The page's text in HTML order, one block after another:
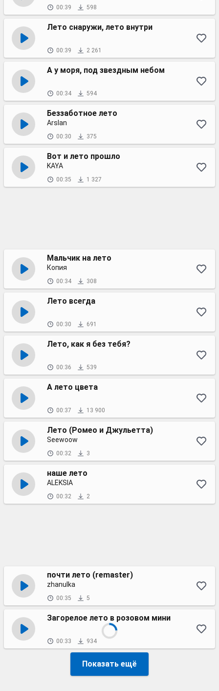
00:39 598
Лето снаружи, лето внутри
00:39 2 261
А у моря, под звездным небом
00:34 594
Беззаботное лето
Arslan
00:30 375
Вот и лето прошло
KAYA
00:35 1 327
Мальчик на лето
Копия
00:34 308
Лето всегда
00:30 691
Лето, как я без тебя?
00:36 539
А лето цвета
00:37 13 900
Лето (Ромео и Джульетта)
Seewoow
00:32 3
наше лето
ALEKSIA
00:32 2
почти лето (remaster)
zhanulka
00:35 5
Загорелое лето в розовом мини
00:33 934
Показать ещё